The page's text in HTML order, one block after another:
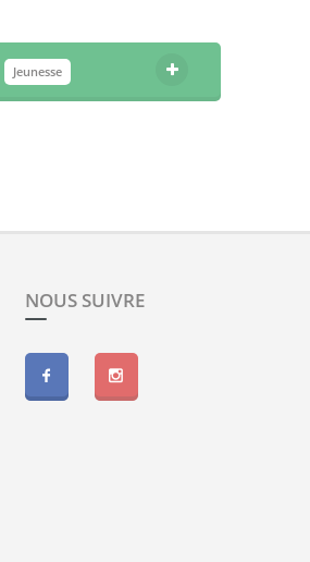
Jeunesse
NOUS SUIVRE